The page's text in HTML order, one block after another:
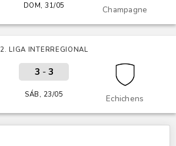
Champagne
DOM, 31/05
2. LIGA INTERREGIONAL
Echichens
3 - 3
SÁB, 23/05